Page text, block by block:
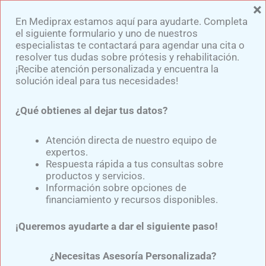
contenido
Pie Protésico Sach: La
Solución Funcional Para Tu
Marcha
Samuel Medina/julio 7, 2025
rehabilitación de pacientes con amputación de
En Mediprax estamos aquí para ayudarte. Completa
el siguiente formulario y uno de nuestros
especialistas te contactará para agendar una cita o
resolver tus dudas sobre prótesis y rehabilitación.
¡Recibe atención personalizada y encuentra la
solución ideal para tus necesidades!
¿Qué obtienes al dejar tus datos?
Atención directa de nuestro equipo de
expertos.
Respuesta rápida a tus consultas sobre
productos y servicios.
Información sobre opciones de
financiamiento y recursos disponibles.
¡Queremos ayudarte a dar el siguiente paso!
¿Necesitas Asesoría Personalizada?
×